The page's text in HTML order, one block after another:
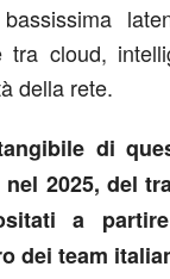
tra cloud,
della rete.
di
2025, del
a
dei team